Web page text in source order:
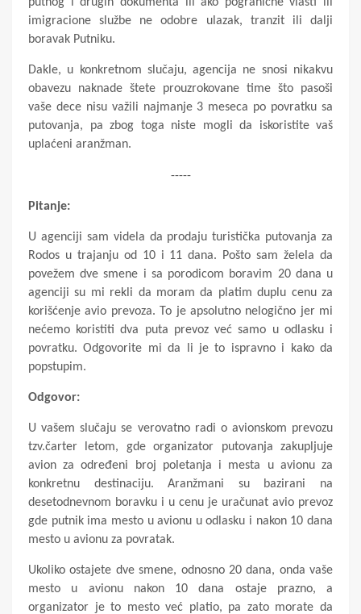
imigracione službe ne odobre ulazak, tranzit ili dalji
boravak Putniku.
Dakle, u konkretnom slučaju, agencija ne snosi nikakvu
obavezu naknade štete prouzrokovane time što pasoši
vaše dece nisu važili najmanje 3 meseca po povratku sa
putovanja, pa zbog toga niste mogli da iskoristite vaš
uplaćeni aranžman.
-----
Pitanje:
U agenciji sam videla da prodaju turistička putovanja za
Rodos u trajanju od 10 i 11 dana. Pošto sam želela da
povežem dve smene i sa porodicom boravim 20 dana u
agenciji su mi rekli da moram da platim duplu cenu za
korišćenje avio prevoza. To je apsolutno nelogično jer mi
nećemo koristiti dva puta prevoz već samo u odlasku i
povratku. Odgovorite mi da li je to ispravno i kako da
popstupim.
Odgovor:
U vašem slučaju se verovatno radi o avionskom prevozu
tzv.čarter letom, gde organizator putovanja zakupljuje
avion za određeni broj poletanja i mesta u avionu za
konkretnu destinaciju. Aranžmani su bazirani na
desetodnevnom boravku i u cenu je uračunat avio prevoz
gde putnik ima mesto u avionu u odlasku i nakon 10 dana
mesto u avionu za povratak.
Ukoliko ostajete dve smene, odnosno 20 dana, onda vaše
mesto u avionu nakon 10 dana ostaje prazno, a
organizator je to mesto već platio, pa zato morate da